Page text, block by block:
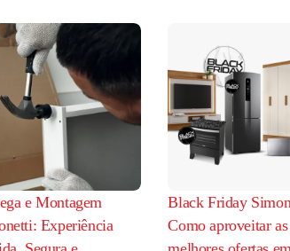
e Montagem
Experiência
Black Friday
Como aproveitar as